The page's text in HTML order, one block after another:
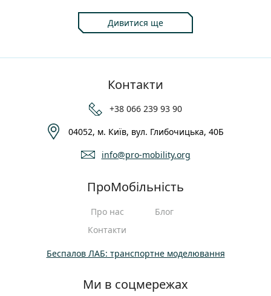
Дивитися ще
Контакти
+38 066 239 93 90
04052, м. Київ, вул. Глибочицька, 40Б
info@pro-mobility.org
ПроМобільність
Про нас
Блог
Контакти
Беспалов ЛАБ: транспортне моделювання
Ми в соцмережах